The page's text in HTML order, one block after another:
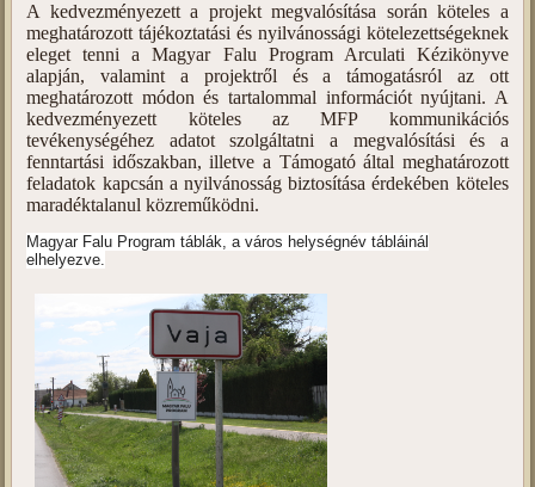
A kedvezményezett a projekt megvalósítása során köteles a
meghatározott tájékoztatási és nyilvánossági kötelezettségeknek
eleget tenni a Magyar Falu Program Arculati Kézikönyve
alapján, valamint a projektről és a támogatásról az ott
meghatározott módon és tartalommal információt nyújtani. A
kedvezményezett köteles az MFP kommunikációs
tevékenységéhez adatot szolgáltatni a megvalósítási és a
fenntartási időszakban, illetve a Támogató által meghatározott
feladatok kapcsán a nyilvánosság biztosítása érdekében köteles
maradéktalanul közreműködni.
Magyar Falu Program táblák, a város helységnév tábláinál
elhelyezve.